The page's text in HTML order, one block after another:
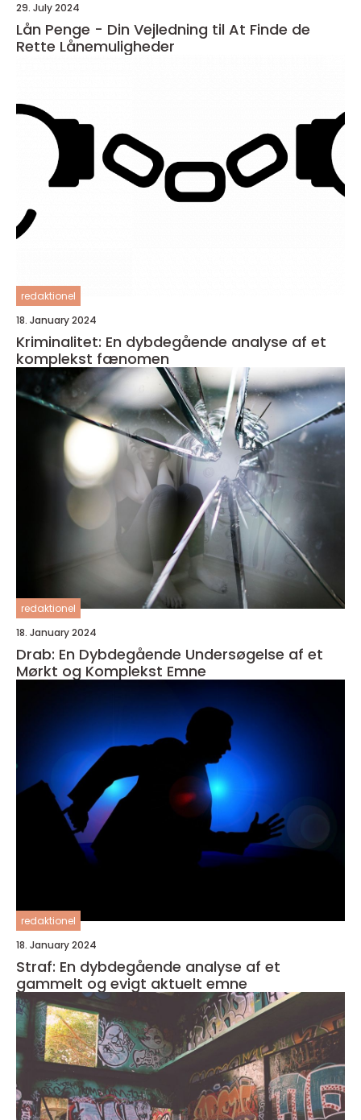
29. July 2024
Lån Penge - Din Vejledning til At Finde de
Rette Lånemuligheder
redaktionel
18. January 2024
Kriminalitet: En dybdegående analyse af et
komplekst fænomen
redaktionel
18. January 2024
Drab: En Dybdegående Undersøgelse af et
Mørkt og Komplekst Emne
redaktionel
18. January 2024
Straf: En dybdegående analyse af et
gammelt og evigt aktuelt emne